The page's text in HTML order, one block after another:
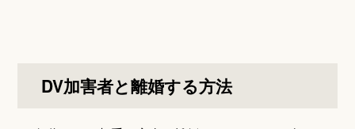
DV加害者と離婚する方法